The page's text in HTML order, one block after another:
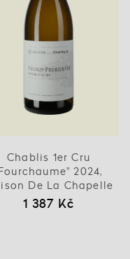
Chablis 1er Cru
2024,
De La Chapelle
1 387 Kč